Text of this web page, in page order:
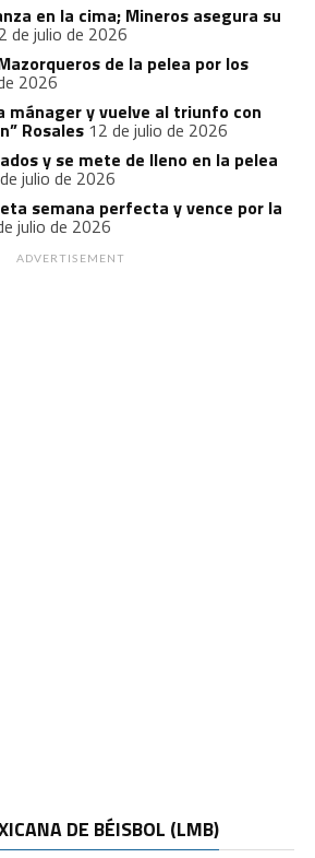
en la cima; Mineros asegura su
de julio de 2026
de la pelea por los
2026
mánager y vuelve al triunfo con
Rosales 12 de julio de 2026
y se mete de lleno en la pelea
julio de 2026
semana perfecta y vence por la
julio de 2026
ADVERTISEMENT
DE BÉISBOL (LMB)